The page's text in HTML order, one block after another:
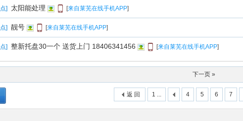
] 太阳能处理 [来自莱芜在线手机APP]
] 靓号 [来自莱芜在线手机APP]
] 整新托盘30一个 送货上门 18406341456 [来自莱芜在线手机APP]
下一页 »
1 ... 4 5 6 7
返 回